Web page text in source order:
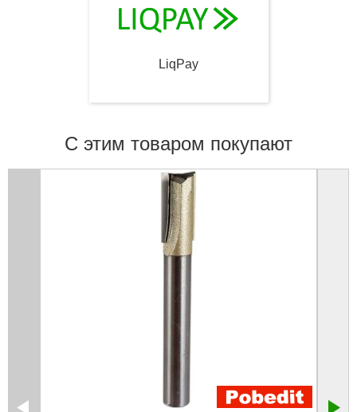
LiqPay
С этим товаром покупают